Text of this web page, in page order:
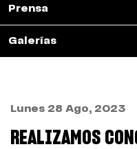
Prensa
Galerías
Lunes 28 Ago, 2023
REALIZAMOS